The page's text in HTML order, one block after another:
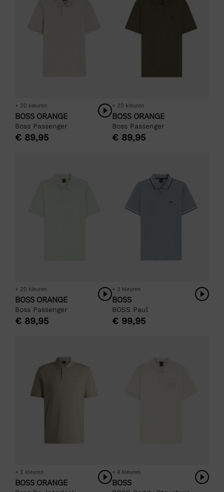
+ 20 kleuren
BOSS ORANGE
Boss Passenger
€ 89,95
+ 20 kleuren
BOSS ORANGE
Boss Passenger
€ 89,95
+ 20 kleuren
BOSS ORANGE
Boss Passenger
€ 89,95
+ 3 kleuren
BOSS
BOSS Paul
€ 99,95
+ 1 kleuren
BOSS ORANGE
+ 4 kleuren
BOSS